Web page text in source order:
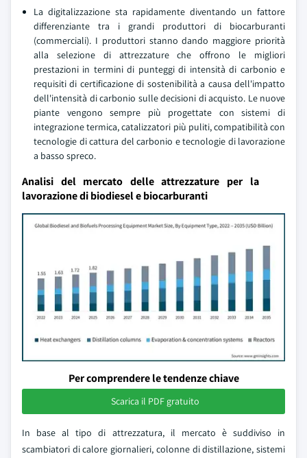
La digitalizzazione sta rapidamente diventando un fattore
differenziante tra i grandi produttori di biocarburanti
(commerciali). I produttori stanno dando maggiore priorità
alla selezione di attrezzature che offrono le migliori
prestazioni in termini di punteggi di intensità di carbonio e
requisiti di certificazione di sostenibilità a causa dell'impatto
dell'intensità di carbonio sulle decisioni di acquisto. Le nuove
piante vengono sempre più progettate con sistemi di
integrazione termica, catalizzatori più puliti, compatibilità con
tecnologie di cattura del carbonio e tecnologie di lavorazione
a basso spreco.
Analisi del mercato delle attrezzature per la
lavorazione di biodiesel e biocarburanti
Per comprendere le tendenze chiave
Scarica il PDF gratuito
In base al tipo di attrezzatura, il mercato è suddiviso in
scambiatori di calore giornalieri, colonne di distillazione, sistemi